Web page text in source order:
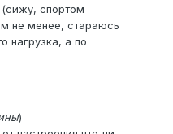
спортом
не менее, стараюсь
нагрузка, а по
)